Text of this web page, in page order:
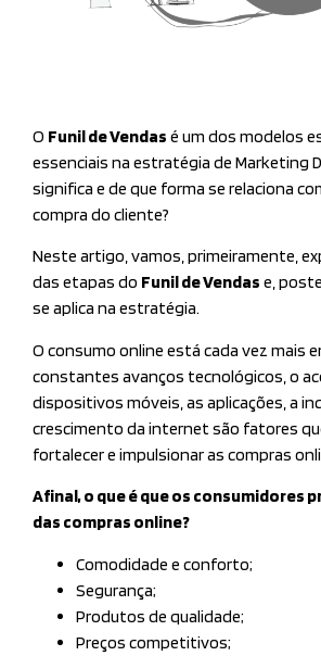
O Funil de Vendas é um dos modelos
essenciais na estratégia de Marketing
significa e de que forma se relaciona
compra do cliente?
Neste artigo, vamos, primeiramente,
das etapas do Funil de Vendas e,
se aplica na estratégia.
O consumo online está cada vez mais
constantes avanços tecnológicos, o
dispositivos móveis, as aplicações, a
crescimento da internet são fatores
fortalecer e impulsionar as compras
Afinal, o que é que os consumidores
das compras online?
Comodidade e conforto;
Segurança;
Produtos de qualidade;
Preços competitivos;